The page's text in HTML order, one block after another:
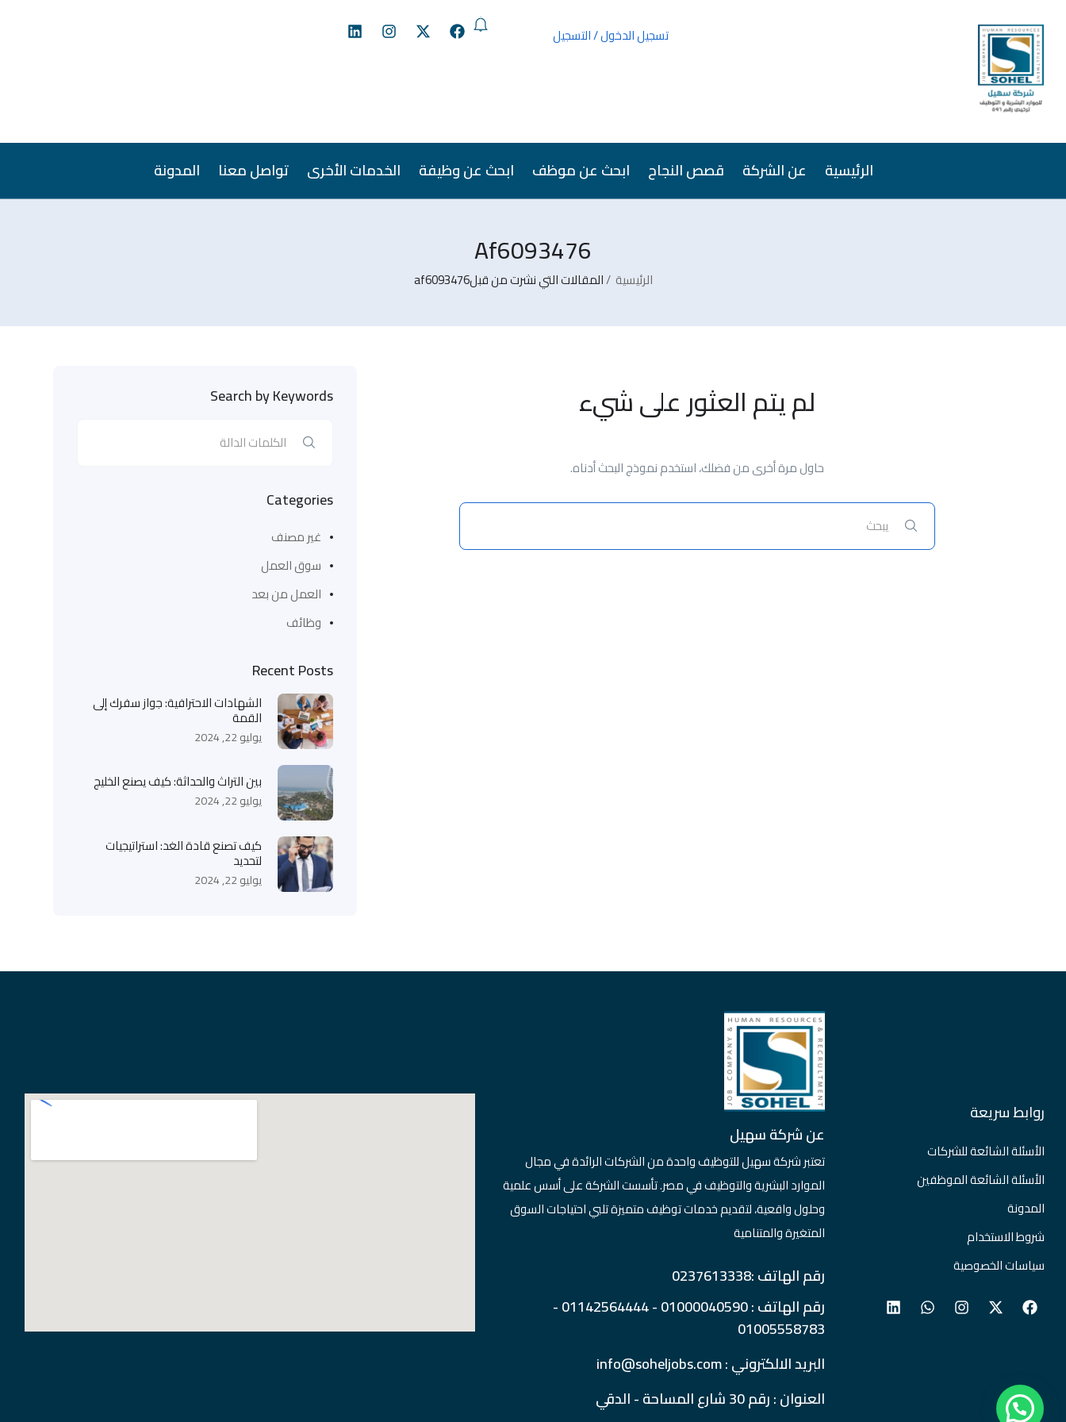
تسجيل الدخول/التسجيل
الرئيسية عن الشركة قصص النجاح ابحث عن موظف ابحث عن وظيفة الخدمات الأخرى تواصل معنا المدونة
Af6093476
الرئيسية المقالات التي نشرت من قبلaf6093476
لم يتم العثور على شيء
حاول مرة أخرى من فضلك، استخدم نموذج البحث أدناه.
Search by Keywords
Categories
غير مصنف
سوق العمل
العمل من بعد
وظائف
Recent Posts
الشهادات الاحترافية: جواز سفرك إلى
القمة
يوليو 22, 2024
بين التراث والحداثة: كيف يصنع الخليج
يوليو 22, 2024
كيف تصنع قادة الغد: استراتيجيات
لتحديد
يوليو 22, 2024
روابط سريعة
الأسئلة الشائعة للشركات
الأسئلة الشائعة الموظفين
المدونة
شروط الاستخدام
سياسات الخصوصية
عن شركة سهيل
تعتبر شركة سهيل للتوظيف واحدة من الشركات الرائدة في مجال
الموارد البشرية والتوظيف في مصر. تأسست الشركة على أسس علمية
وحلول واقعية، لتقديم خدمات توظيف متميزة تلبي احتياجات السوق
المتغيرة والمتنامية
رقم الهاتف :0237613338
رقم الهاتف : 01000040590 - 01142564444 -
01005558783
البريد الالكتروني : info@soheljobs.com
العنوان : رقم 30 شارع المساحة - الدقي